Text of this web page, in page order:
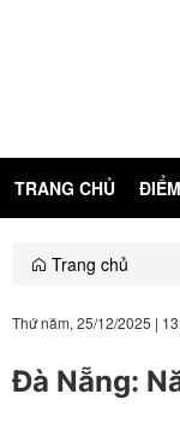
TRANG CHỦ
Trang chủ
Thứ năm, 25/12/2025 |
Đà Nẵng: